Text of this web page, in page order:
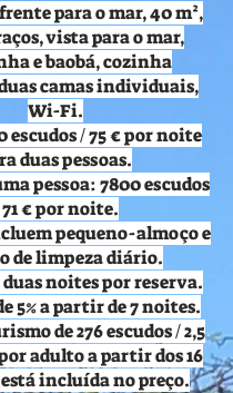
para o mar, 40 m²,
vista para o mar,
e baobá, cozinha
camas individuais,
Wi-Fi.
escudos / 75 € por noite
duas pessoas.
pessoa: 7800 escudos
€ por noite.
pequeno-almoço e
de limpeza diário.
noites por reserva.
5% a partir de 7 noites.
de 276 escudos / 2,5
adulto a partir dos 16
incluída no preço.